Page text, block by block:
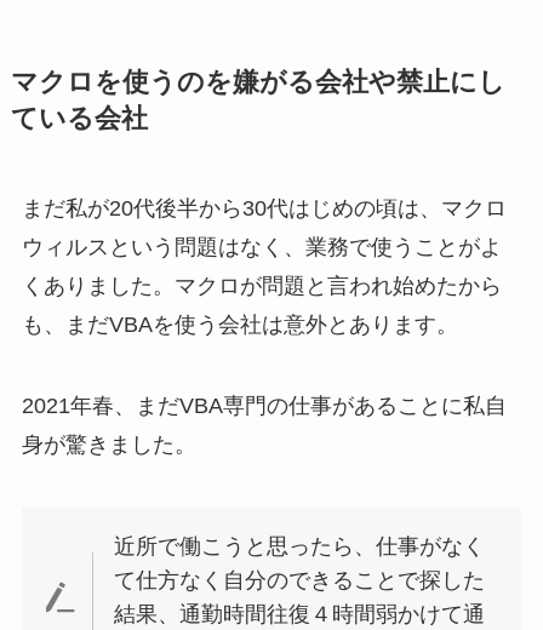
マクロを使うのを嫌がる会社や禁止にし
ている会社
まだ私が20代後半から30代はじめの頃は、マクロ
ウィルスという問題はなく、業務で使うことがよ
くありました。マクロが問題と言われ始めたから
も、まだVBAを使う会社は意外とあります。
2021年春、まだVBA専門の仕事があることに私自
身が驚きました。
近所で働こうと思ったら、仕事がなく
て仕方なく自分のできることで探した
結果、通勤時間往復４時間弱かけて通